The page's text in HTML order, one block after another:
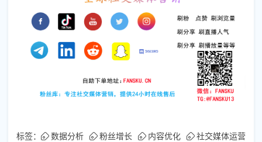
标签： 数据分析 粉丝增长 内容优化
社交媒体运营